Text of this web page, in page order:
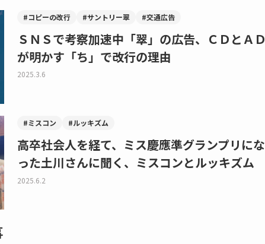
#コピーの改行 #サントリー翠 #交通広告
ＳＮＳで考察加速中「翠」の広告、ＣＤとＡＤ
が明かす「ち」で改行の理由
2025.3.6
#ミスコン #ルッキズム
高卒社会人を経て、ミス慶應準グランプリにな
った土川さんに聞く、ミスコンとルッキズム
2025.6.2